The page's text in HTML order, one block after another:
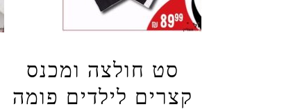
סט חולצה ומכנס
קצרים לילדים פומה